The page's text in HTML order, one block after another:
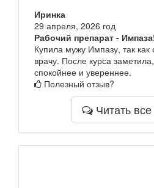
Иринка
29 апреля, 2026 год
Рабочий препарат -
Купила мужу Импазу, так как
врачу. После курса
спокойнее и увереннее.
Полезный отзыв?
Читать